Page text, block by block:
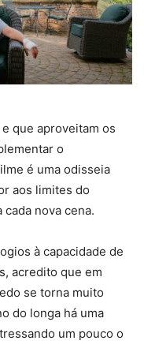
que aproveitam os
o
é uma odisseia
aos limites do
nova cena.
à capacidade de
acredito que em
se torna muito
do longa há uma
um pouco o